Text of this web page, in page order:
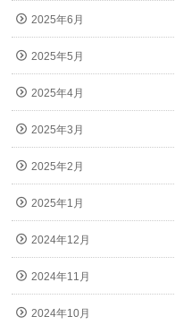
2025年6月
2025年5月
2025年4月
2025年3月
2025年2月
2025年1月
2024年12月
2024年11月
2024年10月